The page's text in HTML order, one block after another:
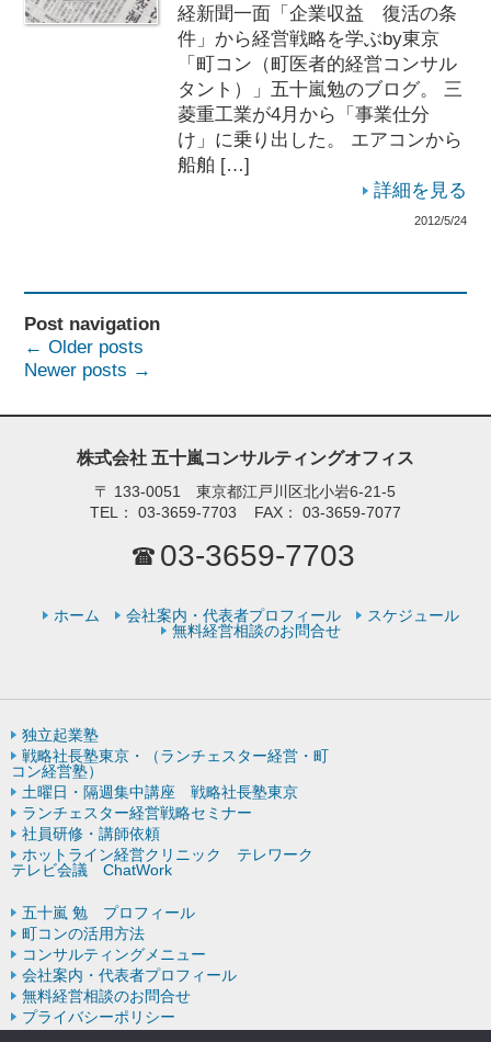
経新聞一面「企業収益 復活の条
件」から経営戦略を学ぶby東京
「町コン（町医者的経営コンサル
タント）」五十嵐勉のブログ。 三
菱重工業が4月から「事業仕分
け」に乗り出した。 エアコンから
船舶 […]
詳細を見る
2012/5/24
Post navigation
← Older posts
Newer posts →
株式会社 五十嵐コンサルティングオフィス
〒 133-0051 東京都江戸川区北小岩6-21-5
TEL：
03-3659-7703 FAX： 03-3659-7077
03-3659-7703
ホーム 会社案内・代表者プロフィール
スケジュール
無料経営相談のお問合せ
独立起業塾
戦略社長塾東京・（ランチェスター経営・町
コン経営塾）
土曜日・隔週集中講座 戦略社長塾東京
ランチェスター経営戦略セミナー
社員研修・講師依頼
ホットライン経営クリニック テレワーク
テレビ会議 ChatWork
五十嵐 勉 プロフィール
町コンの活用方法
コンサルティングメニュー
会社案内・代表者プロフィール
無料経営相談のお問合せ
プライバシーポリシー